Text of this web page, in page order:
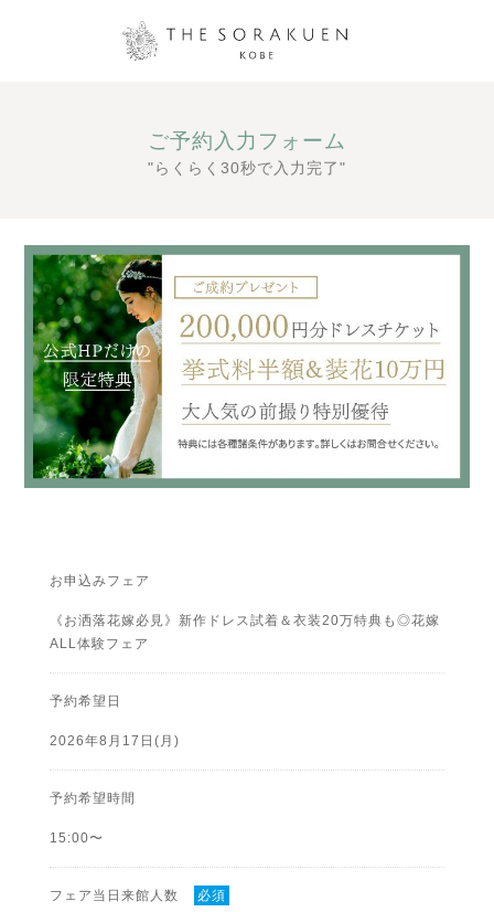
ご予約入力フォーム
"らくらく30秒で入力完了"
お申込みフェア
《お洒落花嫁必見》新作ドレス試着＆衣装20万特典も◎花嫁
ALL体験フェア
予約希望日
2026年8月17日(月)
予約希望時間
15:00〜
フェア当日来館人数 必須